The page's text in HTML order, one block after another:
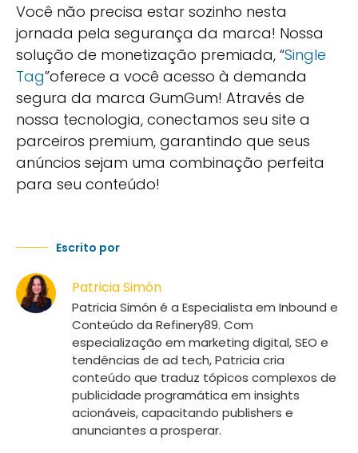
Você não precisa estar sozinho nesta
jornada pela segurança da marca! Nossa
solução de monetização premiada, “Single
Tag”oferece a você acesso à demanda
segura da marca GumGum! Através de
nossa tecnologia, conectamos seu site a
parceiros premium, garantindo que seus
anúncios sejam uma combinação perfeita
para seu conteúdo!
Escrito por
Patricia Simón
Patricia Simón é a Especialista em Inbound e
Conteúdo da Refinery89. Com
especialização em marketing digital, SEO e
tendências de ad tech, Patricia cria
conteúdo que traduz tópicos complexos de
publicidade programática em insights
acionáveis, capacitando publishers e
anunciantes a prosperar.